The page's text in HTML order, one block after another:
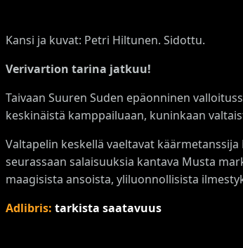
Kansi ja kuvat: Petri Hiltunen. Sidottu.
Verivartion tarina jatkuu!
Taivaan Suuren Suden epäonninen
keskinäistä kamppailuaan, kuninkaan
Valtapelin keskellä vaeltavat
seurassaan salaisuuksia kantava Musta
maagisista ansoista, yliluonnollisista
Adlibris: tarkista saatavuus